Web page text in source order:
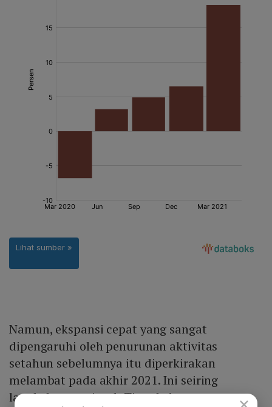
Namun, ekspansi cepat yang sangat
dipengaruhi oleh penurunan aktivitas
setahun sebelumnya itu diperkirakan
melambat pada akhir 2021. Ini seiring
langkah pemerintah Tiongkok yang